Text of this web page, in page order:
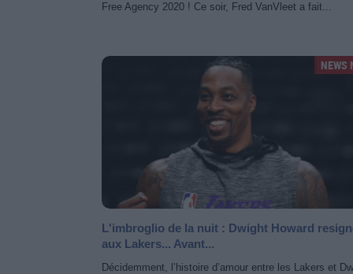
Free Agency 2020 ! Ce soir, Fred VanVleet a fait...
NEWS
L'imbroglio de la nuit : Dwight Howard
aux Lakers... Avant...
Décidemment, l’histoire d’amour entre les Lakers et